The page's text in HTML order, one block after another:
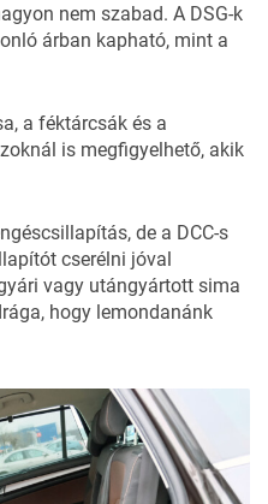
nem szabad. A DSG-k
árban kapható, mint a
a féktárcsák és a
is megfigyelhető, akik
de a DCC-s
cserélni jóval
vagy utángyártott sima
hogy lemondanánk